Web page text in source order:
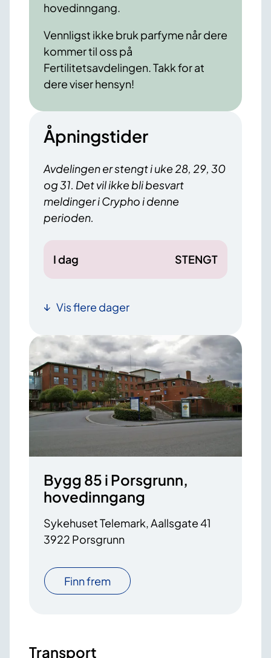
hovedinngang.
Vennligst ikke bruk parfyme når dere
kommer til oss på
Fertilitetsavdelingen. Takk for at
dere viser hensyn!
Åpningstider
Avdelingen er stengt i uke 28, 29, 30
og 31. Det vil ikke bli besvart
meldinger i Crypho i denne
perioden.
I dag STENGT
Vis flere dager
Bygg 85 i Porsgrunn,
hovedinngang
Sykehuset Telemark, Aallsgate 41
3922 Porsgrunn
Finn frem
Transport